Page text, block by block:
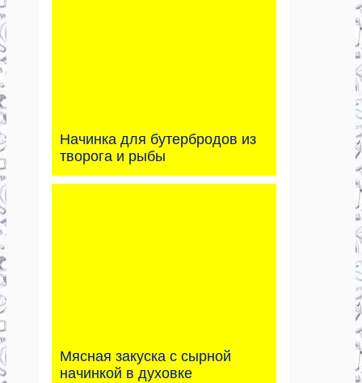
Начинка для бутербродов из
творога и рыбы
Мясная закуска с сырной
начинкой в духовке